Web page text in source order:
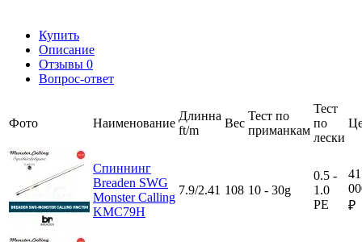
Купить
Описание
Отзывы 0
Вопрос-ответ
Фото Наименование
Длинна
ft/m
Вес
Тест по
приманкам
Тест
по
лески
Спиннинг
Breaden SWG
Monster Calling
KMC79H
7.9/2.41 108 10 - 30g
0.5 -
1.0
PE
41
₽